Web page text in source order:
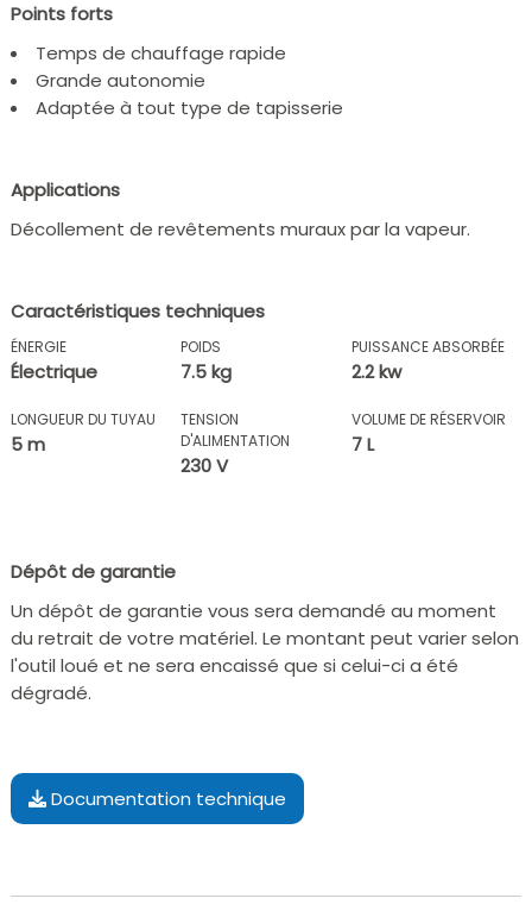
Points forts
Temps de chauffage rapide
Grande autonomie
Adaptée à tout type de tapisserie
Applications
Décollement de revêtements muraux par la vapeur.
Caractéristiques techniques
ÉNERGIE
Électrique
POIDS
7.5 kg
PUISSANCE ABSORBÉE
2.2 kw
LONGUEUR DU TUYAU
5 m
TENSION
D'ALIMENTATION
230 V
VOLUME DE RÉSERVOIR
7 L
Dépôt de garantie
Un dépôt de garantie vous sera demandé au moment
du retrait de votre matériel. Le montant peut varier selon
l'outil loué et ne sera encaissé que si celui-ci a été
dégradé.
Documentation technique